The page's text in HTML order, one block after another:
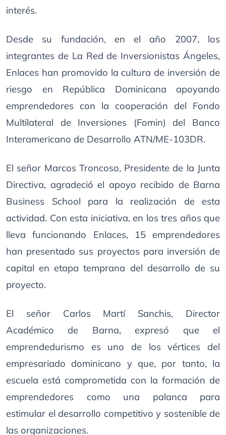
interés.
Desde su fundación, en el año 2007, los
integrantes de La Red de Inversionistas Ángeles,
Enlaces han promovido la cultura de inversión de
riesgo en República Dominicana apoyando
emprendedores con la cooperación del Fondo
Multilateral de Inversiones (Fomin) del Banco
Interamericano de Desarrollo ATN/ME-103DR.
El señor Marcos Troncoso, Presidente de la Junta
Directiva, agradeció el apoyo recibido de Barna
Business School para la realización de esta
actividad. Con esta iniciativa, en los tres años que
lleva funcionando Enlaces, 15 emprendedores
han presentado sus proyectos para inversión de
capital en etapa temprana del desarrollo de su
proyecto.
El señor Carlos Martí Sanchis, Director
Académico de Barna, expresó que el
emprendedurismo es uno de los vértices del
empresariado dominicano y que, por tanto, la
escuela está comprometida con la formación de
emprendedores como una palanca para
estimular el desarrollo competitivo y sostenible de
las organizaciones.